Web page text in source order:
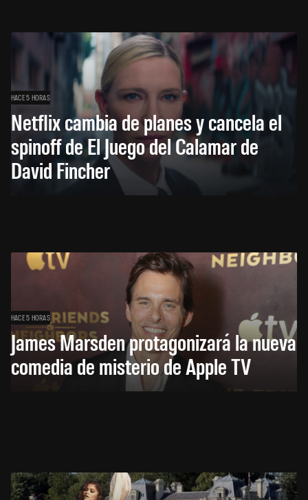
HACE 5 HORAS
Netflix cambia de planes y cancela el
spinoff de El Juego del Calamar de
David Fincher
HACE 5 HORAS
James Marsden protagonizará la nueva
comedia de misterio de Apple TV